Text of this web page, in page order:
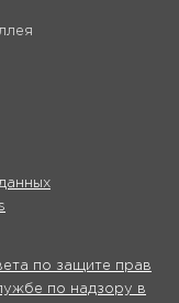
по защите прав
по надзору в